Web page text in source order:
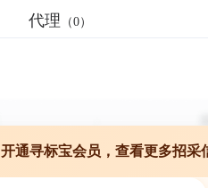
代理 （0）
开通寻标宝会员，查看更多招采